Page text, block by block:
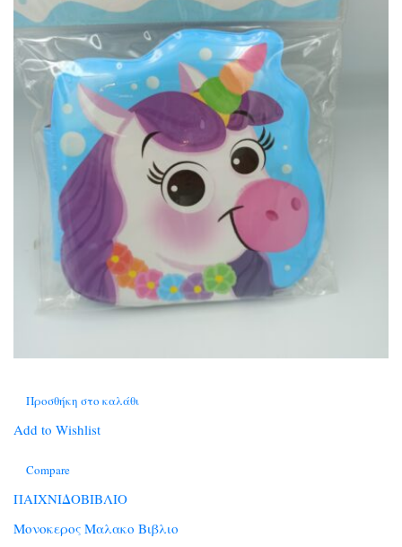
Προσθήκη στο καλάθι
Add to Wishlist
Compare
ΠΑΙΧΝΙΔΟΒΙΒΛΙΟ
Μονοκερος Μαλακο Βιβλιο